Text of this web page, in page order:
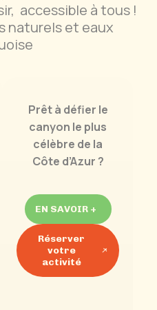
accessible à tous !
naturels et eaux
Prêt à défier le
canyon le plus
célèbre de la
Côte d’Azur ?
EN SAVOIR +
Réserver
votre
activité